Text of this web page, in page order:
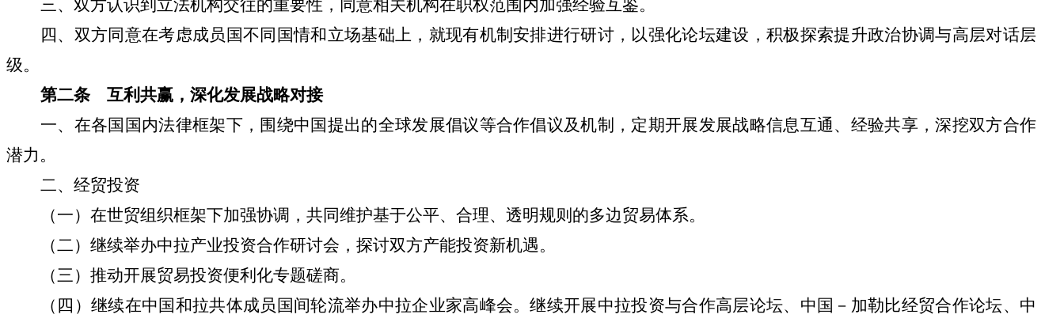
三、双方认识到立法机构交往的重要性，同意相关机构在职权范围内加强经验互鉴。
四、双方同意在考虑成员国不同国情和立场基础上，就现有机制安排进行研讨，以强化论坛建设，积极探索提升政治协调与高层对话层
级。
第二条 互利共赢，深化发展战略对接
一、在各国国内法律框架下，围绕中国提出的全球发展倡议等合作倡议及机制，定期开展发展战略信息互通、经验共享，深挖双方合作
潜力。
二、经贸投资
（一）在世贸组织框架下加强协调，共同维护基于公平、合理、透明规则的多边贸易体系。
（二）继续举办中拉产业投资合作研讨会，探讨双方产能投资新机遇。
（三）推动开展贸易投资便利化专题磋商。
（四）继续在中国和拉共体成员国间轮流举办中拉企业家高峰会。继续开展中拉投资与合作高层论坛、中国－加勒比经贸合作论坛、中